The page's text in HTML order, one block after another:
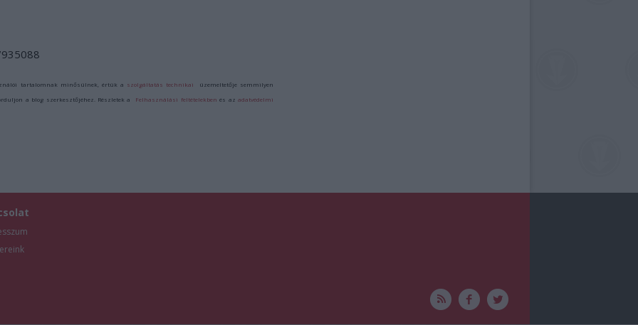
tartalomnak minősülnek, értük a szolgáltatás technikai üzemeltetője semmilyen
a blog szerkesztőjéhez. Részletek a Felhasználási feltételekben és azadatvédelmi